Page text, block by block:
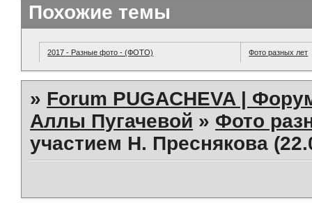
Похожие темы
2017 - Разные фото - (ФОТО) Фото разных лет
» Forum PUGACHEVA |
Аллы Пугачевой » Фото
участием Н. Преснякова